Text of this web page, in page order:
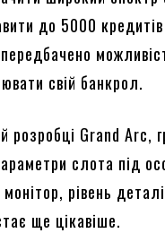
до 5000 кредитів
свій банкрол.
розробці Grand Arc,
слота під
рівень
ще цікавіше.